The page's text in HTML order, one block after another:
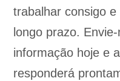
trabalhar consigo
longo prazo.
informação hoje e
responderá